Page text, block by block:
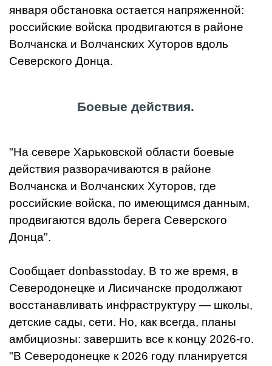
января обстановка остается напряженной:
российские войска продвигаются в районе
Волчанска и Волчанских Хуторов вдоль
Северского Донца.
Боевые действия.
"На севере Харьковской области боевые
действия разворачиваются в районе
Волчанска и Волчанских Хуторов, где
российские войска, по имеющимся данным,
продвигаются вдоль берега Северского
Донца".
Сообщает donbasstoday. В то же время, в
Северодонецке и Лисичанске продолжают
восстанавливать инфраструктуру — школы,
детские сады, сети. Но, как всегда, планы
амбициозны: завершить все к концу 2026-го.
"В Северодонецке к 2026 году планируется